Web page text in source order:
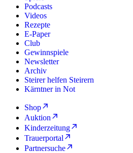
Podcasts
Videos
Rezepte
E-Paper
Club
Gewinnspiele
Newsletter
Archiv
Steirer helfen Steirern
Kärntner in Not
Shop
Auktion
Kinderzeitung
Trauerportal
Partnersuche